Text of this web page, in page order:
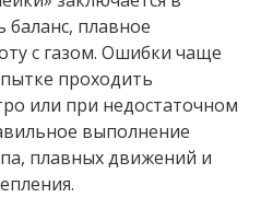
баланс, плавное
с газом. Ошибки чаще
проходить
или при недостаточном
выполнение
плавных движений и